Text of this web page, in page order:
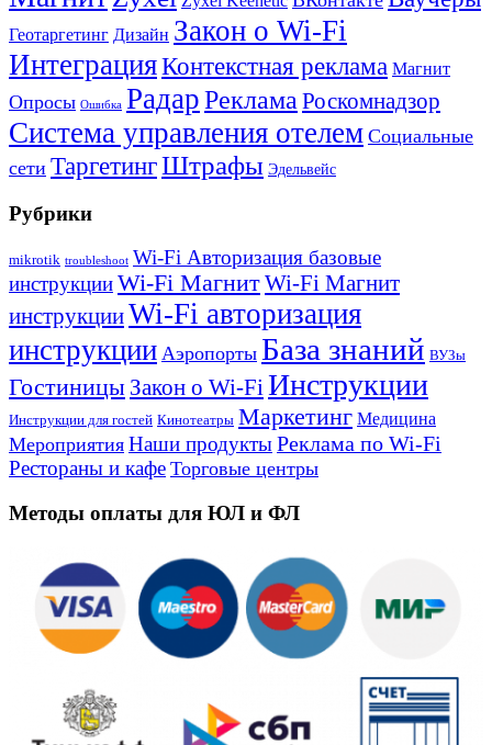
Геотаргетинг Дизайн Закон о Wi-Fi
ИнтеграцияКонтекстная реклама Магнит
Опросы Ошибка РадарРеклама Роскомнадзор
Система управления отелем Социальные
сети ТаргетингШтрафы Эдельвейс
Рубрики
mikrotik troubleshoot Wi-Fi Авторизация базовые
инструкцииWi-Fi МагнитWi-Fi Магнит
инструкцииWi-Fi авторизация
инструкции Аэропорты База знаний ВУЗы
Гостиницы Закон о Wi-FiИнструкции
Инструкции для гостей Кинотеатры Маркетинг Медицина
Мероприятия Наши продуктыРеклама по Wi-Fi
Рестораны и кафе Торговые центры
Методы оплаты для ЮЛ и ФЛ